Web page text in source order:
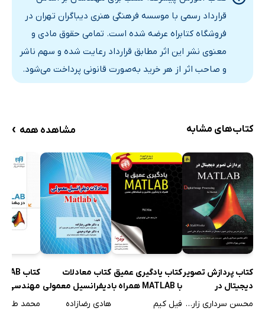
قرارداد رسمی با موسسه فرهنگی هنری دیباگران تهران در
فروشگاه کتابراه عرضه شده است. تمامی حقوق مادی و
معنوی نشر این اثر مطابق قرارداد رعایت شده و سهم ناشر
و صاحب اثر از هر خرید به‌صورت قانونی پرداخت می‌شود.
کتاب‌های مشابه مشاهده همه ›
کتاب پردازش تصویر
دیجیتال در
MATLAB
محسن سرداری زارچی
کتاب یادگیری عمیق
با MATLAB همراه با
یادگیری ماشین و
فیل کیم
کتاب معادلات
دیفرانسیل معمولی
با Matlab
هادی رضازاده
مهندسی
محمد